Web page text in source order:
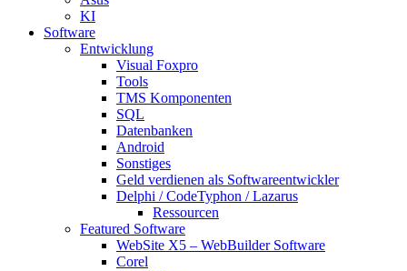
KI
Software
Entwicklung
Visual Foxpro
Tools
TMS Komponenten
SQL
Datenbanken
Android
Sonstiges
Geld verdienen als Softwareentwickler
Delphi / CodeTyphon / Lazarus
Ressourcen
Featured Software
WebSite X5 – WebBuilder Software
Corel